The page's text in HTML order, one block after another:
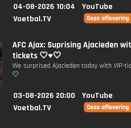
04-08-2026 10:04
YouTube
Voetbal.TV
AFC Ajax: Suprising Ajacieden
tickets 🤍♥️🤍
We surprised Ajacieden today with VIP-
🤍
03-08-2026 20:00
YouTube
Voetbal.TV